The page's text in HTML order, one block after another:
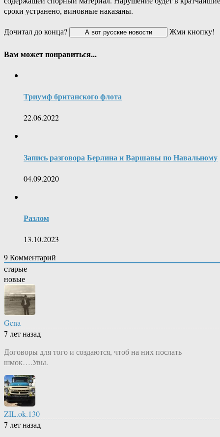
сроки устранено, виновные наказаны.
Дочитал до конца?
Жми кнопку!
Вам может понравиться...
Триумф британского флота
22.06.2022
Запись разговора Берлина и Варшавы по Навальному
04.09.2020
Разлом
13.10.2023
9Комментарий
старые
новые
Gena
7 лет назад
Договоры для того и создаются, чтоб на них послать
шмок….Увы.
ZIL.ok.130
7 лет назад